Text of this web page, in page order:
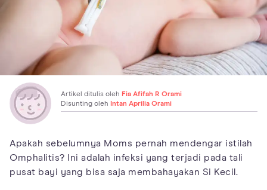
Artikel ditulis oleh Fia Afifah R Orami
Disunting oleh Intan Aprilia Orami
Apakah sebelumnya Moms pernah mendengar istilah
Omphalitis? Ini adalah infeksi yang terjadi pada tali
pusat bayi yang bisa saja membahayakan Si Kecil.